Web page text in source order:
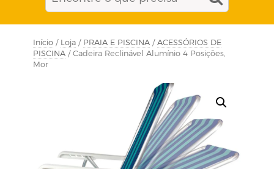
Início / Loja / PRAIA E PISCINA / ACESSÓRIOS DE
PISCINA / Cadeira Reclinável Alumínio 4 Posições,
Mor